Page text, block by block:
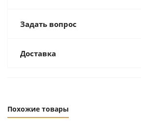
Задать вопрос
Доставка
Похожие товары